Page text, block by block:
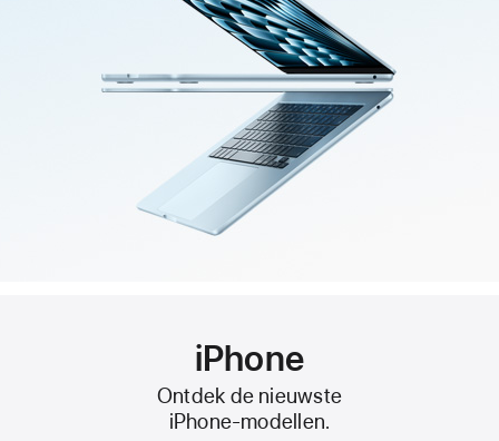
iPhone
Ontdek de nieuwste
iPhone‑modellen.